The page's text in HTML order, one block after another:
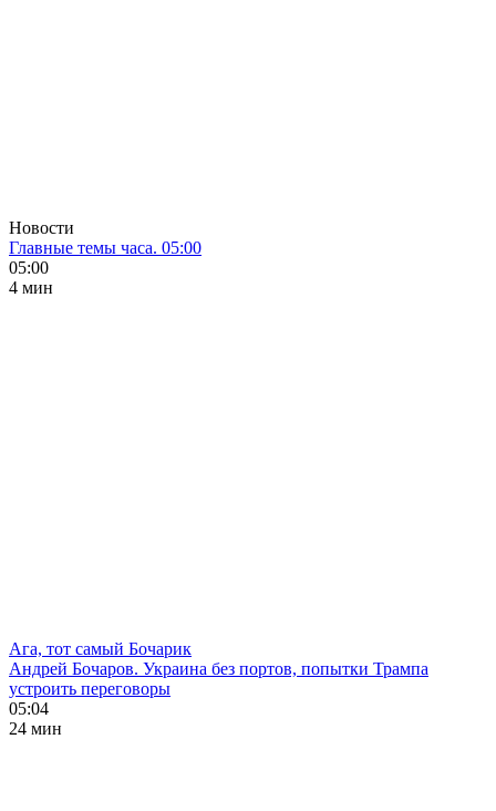
Новости
Главные темы часа. 05:00
05:00
4 мин
Ага, тот самый Бочарик
Андрей Бочаров. Украина без портов, попытки Трампа
устроить переговоры
05:04
24 мин